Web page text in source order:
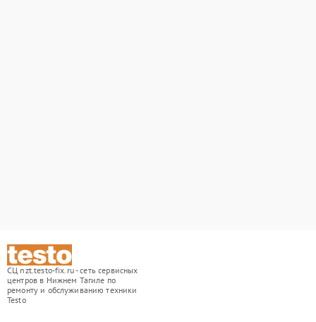
СЦ nzt.testo-fix.ru - сеть сервисных
центров в Нижнем Тагиле по
ремонту и обслуживанию техники
Testo